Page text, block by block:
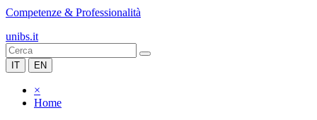
Competenze & Professionalità
unibs.it
IT EN
×
Home